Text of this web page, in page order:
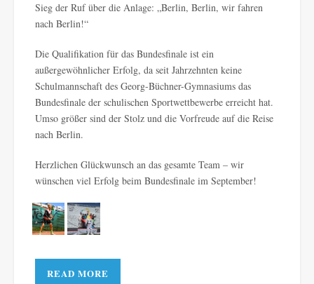
Sieg der Ruf über die Anlage: „Berlin, Berlin, wir fahren
nach Berlin!“
Die Qualifikation für das Bundesfinale ist ein
außergewöhnlicher Erfolg, da seit Jahrzehnten keine
Schulmannschaft des Georg-Büchner-Gymnasiums das
Bundesfinale der schulischen Sportwettbewerbe erreicht hat.
Umso größer sind der Stolz und die Vorfreude auf die Reise
nach Berlin.
Herzlichen Glückwunsch an das gesamte Team – wir
wünschen viel Erfolg beim Bundesfinale im September!
READ MORE